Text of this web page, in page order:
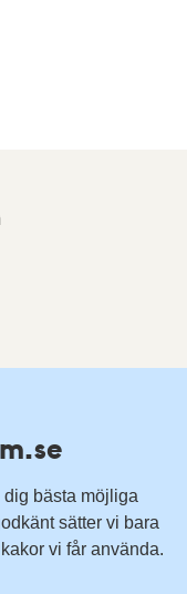
bästa möjliga
sätter vi bara
vi får använda.